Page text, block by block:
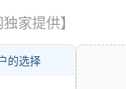
家提供】
的选择